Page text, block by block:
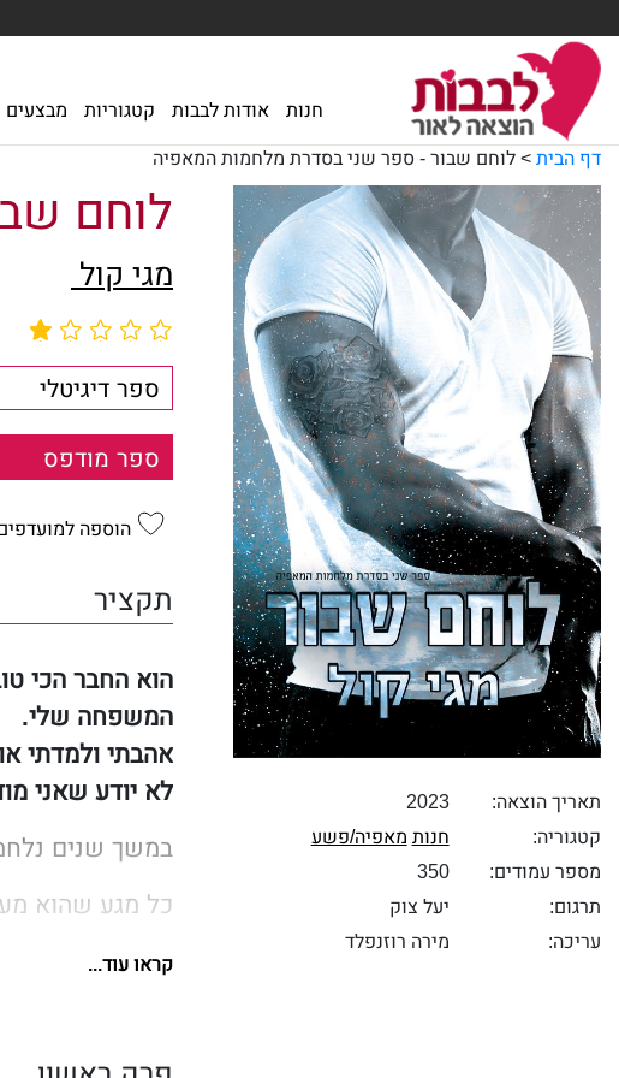
חנות אודות לבבות קטגוריות מבצעים
דף הבית>לוחם שבור - ספר שני בסדרת מלחמות המאפיה
תאריך הוצאה:
2023
קטגוריה:
חנותמאפיה/פשע
מספר עמודים:
350
תרגום:
יעל צוק
עריכה:
מירה רוזנפלד
לוחם
מגי קול
ספר דיגיטלי
ספר מודפס
הוספה
תקציר
הוא החבר הכי
המשפחה שלי.
אהבתי ולמדתי
לא יודע שאני
במשך שנים
כל מגע שהוא
אילו היינו רק
קראו עוד...